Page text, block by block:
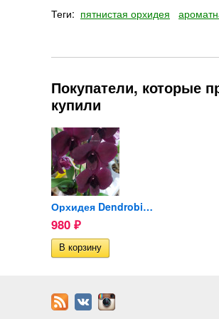
Теги: пятнистая орхидея
Покупатели, которые
купили
Орхидея Dendrobium Thailand...
980 ₽